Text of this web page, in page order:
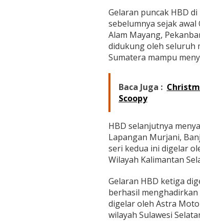
e
r
s
D
a
y
Gelaran puncak HBD
sebelumnya sejak
Alam Mayang,
didukung oleh seluruh
Sumatera mampu
Baca Juga :
Scoopy
HBD selanjutnya
Lapangan Murjani,
seri kedua ini digelar
Wilayah Kalimantan
Gelaran HBD ketiga
berhasil
digelar oleh Astra
wilayah Sulawesi